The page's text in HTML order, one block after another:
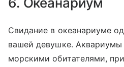
Свидание в океанариуме
вашей девушке.
морскими обитателями,